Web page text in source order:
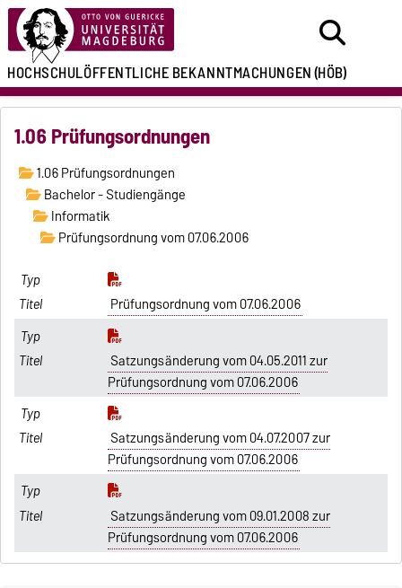
HOCHSCHULÖFFENTLICHEBEKANNTMACHUNGEN(HÖB)
1.06 Prüfungsordnungen
1.06 Prüfungsordnungen
Bachelor - Studiengänge
Informatik
Prüfungsordnung vom 07.06.2006
Prüfungsordnung vom 07.06.2006
Satzungsänderung vom 04.05.2011 zur
Prüfungsordnung vom 07.06.2006
Satzungsänderung vom 04.07.2007 zur
Prüfungsordnung vom 07.06.2006
Satzungsänderung vom 09.01.2008 zur
Prüfungsordnung vom 07.06.2006